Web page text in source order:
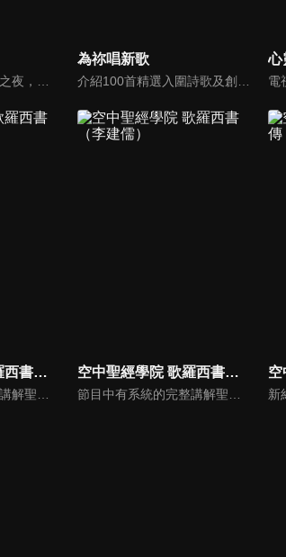
為祢唱新歌 心
空中聖經學院 歌羅西書（吳榮滁）
節目中有系統的完整講解聖經真理，邀請受過解經講道訓練的老師，按著正意分解真理的道，帶領弟兄姊妹更深的了解聖經的浩瀚與偉大。
空中聖經學院 歌羅西書（李建儒）
節目中有系統的完整講解聖經真理，邀請受過解經講道訓練的老師，按著正意分解真理的道，帶領弟兄姊妹更深的了解聖經的浩瀚與偉大
空